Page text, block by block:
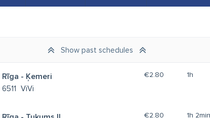
Show past schedules
Rīga - Ķemeri
6511 ViVi
€2.80 1h
€2.80 1h